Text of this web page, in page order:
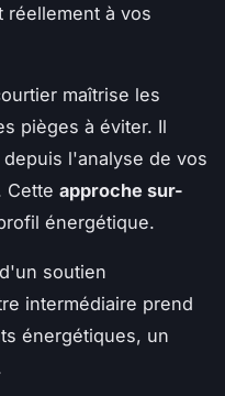
à vos
maîtrise les
pièges à éviter. Il
l'analyse de vos
Cette approche sur-
énergétique.
soutien
intermédiaire prend
énergétiques, un